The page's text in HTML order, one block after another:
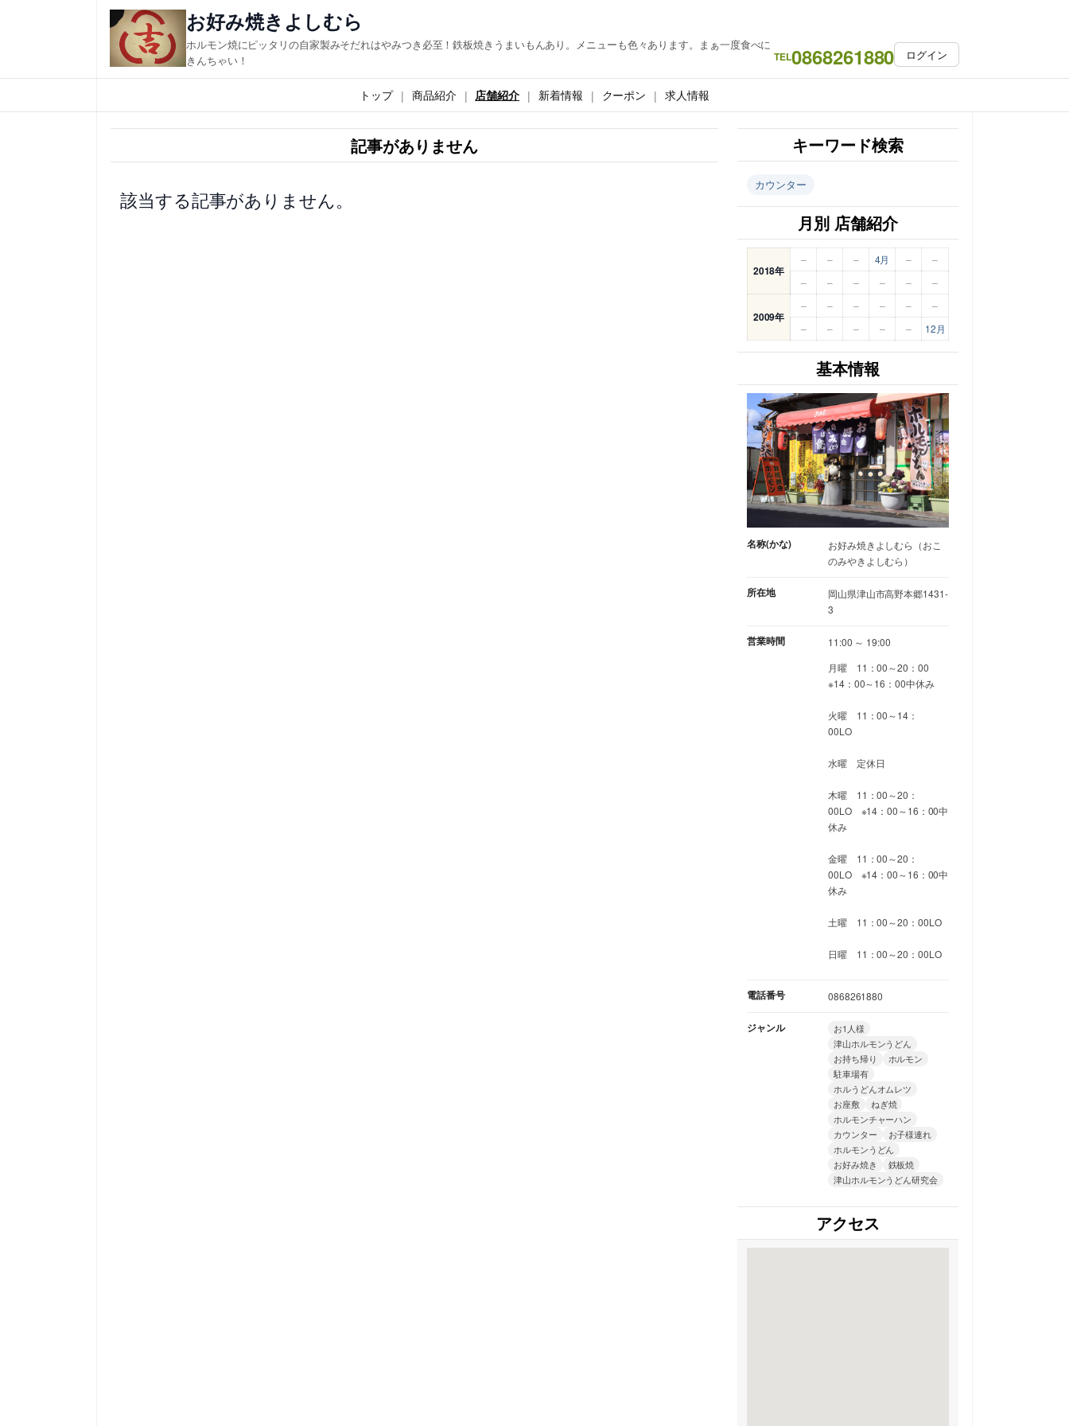
ス
キ
お好み焼きよしむら
ホルモン焼にピッタリの自家製みそだれはやみつき必至！鉄板焼きうまいもんあり。メニューも色々あります。まぁ一度食べに
きんちゃい！
TEL0868261880 ログイン
トップ 商品紹介 店舗紹介 新着情報 クーポン 求人情報
記事がありません
該当する記事がありません。
キーワード検索
カウンター
月別 店舗紹介
2018年
– – – 4月 –
–
–
– – – – –
2009年
– – – – –
–
–
– – – – 12月
基本情報
名称(かな)
お好み焼きよしむら（おこ
のみやきよしむら）
所在地
岡山県津山市高野本郷1431-
3
営業時間
11:00 ～ 19:00
月曜 11：00～20：00
※14：00～16：00中休み
火曜 11：00～14：
00LO
水曜 定休日
木曜 11：00～20：
00LO ※14：00～16：00中
休み
金曜 11：00～20：
00LO ※14：00～16：00中
休み
土曜 11：00～20：00LO
日曜 11：00～20：00LO
電話番号 0868261880
ジャンル
お1人様
津山ホルモンうどん
お持ち帰り
ホルモン
駐車場有
ホルうどんオムレツ
お座敷
ねぎ焼
ホルモンチャーハン
カウンター
お子様連れ
ホルモンうどん
お好み焼き
鉄板焼
津山ホルモンうどん研究会
アクセス